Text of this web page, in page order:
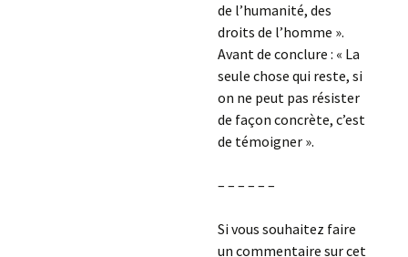
de l’humanité, des
droits de l’homme ».
Avant de conclure : « La
seule chose qui reste, si
on ne peut pas résister
de façon concrète, c’est
de témoigner ».
– – – – – –
Si vous souhaitez faire
un commentaire sur cet